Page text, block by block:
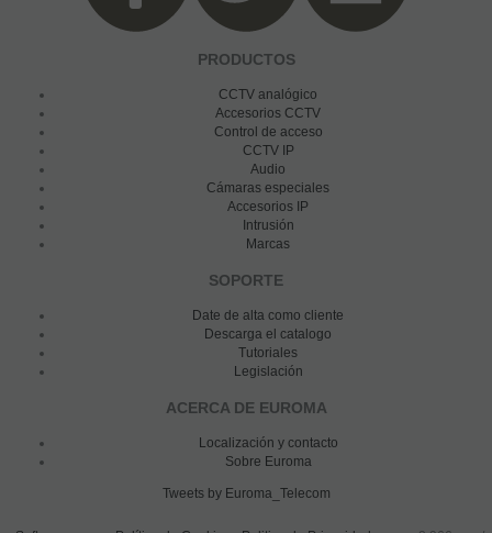
PRODUCTOS
CCTV analógico
Accesorios CCTV
Control de acceso
CCTV IP
Audio
Cámaras especiales
Accesorios IP
Intrusión
Marcas
SOPORTE
Date de alta como cliente
Descarga el catalogo
Tutoriales
Legislación
ACERCA DE EUROMA
Localización y contacto
Sobre Euroma
Tweets by Euroma_Telecom